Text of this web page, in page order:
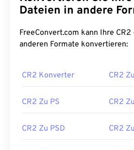
Dateien in andere
FreeConvert.com kann Ihre CR2 -Dateien in diese
anderen Formate konvertieren:
CR2 Konverter CR2
CR2 Zu PS CR2
CR2 Zu PSD CR2